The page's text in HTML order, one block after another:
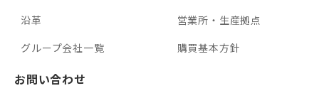
沿革
営業所・生産拠点
グループ会社一覧
購買基本方針
お問い合わせ